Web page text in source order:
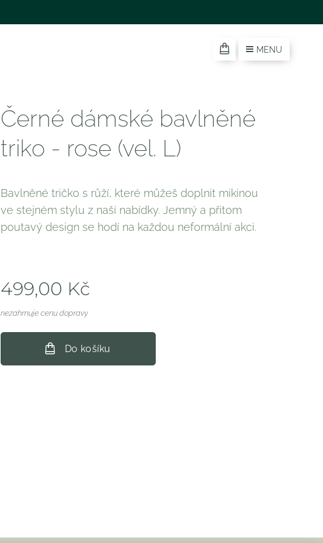
MENU
Černé dámské bavlněné
triko - rose (vel. L)
Bavlněné tričko s růží, které můžeš doplnit mikinou
ve stejném stylu z naší nabídky. Jemný a přitom
poutavý design se hodí na každou neformální akci.
499,00 Kč
nezahrnuje cenu dopravy
Do košíku